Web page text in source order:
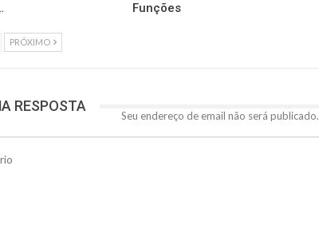
Funções
PRÓXIMO
RESPOSTA
Seu endereço de email não será publicado.